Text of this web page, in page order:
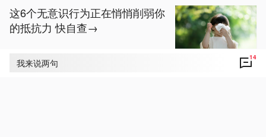
我来说两句 14
这6个无意识行为正在悄悄削弱你
的抵抗力 快自查→